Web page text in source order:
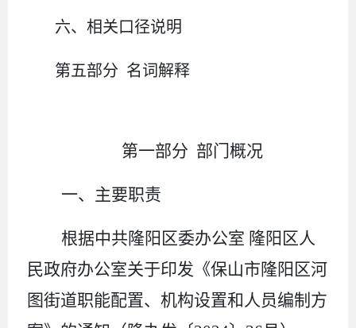
六、相关口径说明
第五部分 名词解释
第一部分 部门概况
一、主要职责
根据中共隆阳区委办公室 隆阳区人
民政府办公室关于印发《保山市隆阳区河
图街道职能配置、机构设置和人员编制方